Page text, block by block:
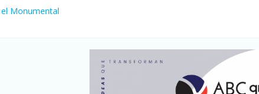
Monumental
y consumo turístico: 4,6 millones de personas viajaron por el
julio: bajó un 12,6% interanual